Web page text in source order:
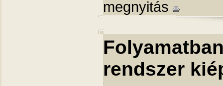
megnyitás
rendszer